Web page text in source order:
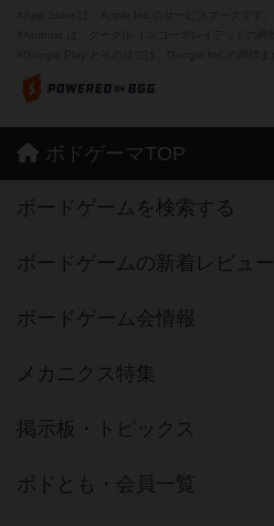
ボドゲーマTOP
ボードゲームを検索する
ボードゲームの新着レビュー
ボードゲーム会情報
メカニクス特集
掲示板・トピックス
ボドとも・会員一覧